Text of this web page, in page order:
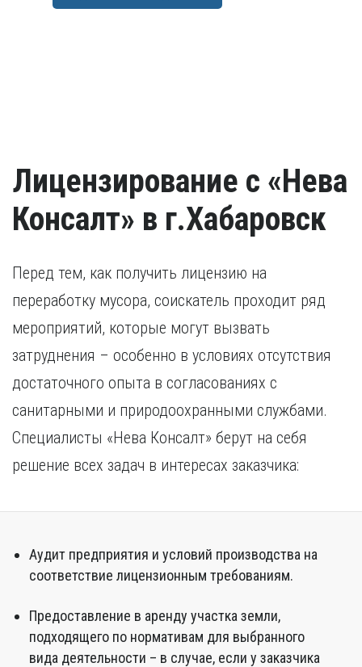
Лицензирование с «Нева
Консалт» в г.Хабаровск
Перед тем, как получить лицензию на
переработку мусора, соискатель проходит ряд
мероприятий, которые могут вызвать
затруднения – особенно в условиях отсутствия
достаточного опыта в согласованиях с
санитарными и природоохранными службами.
Специалисты «Нева Консалт» берут на себя
решение всех задач в интересах заказчика:
Аудит предприятия и условий производства на
соответствие лицензионным требованиям.
Предоставление в аренду участка земли,
подходящего по нормативам для выбранного
вида деятельности – в случае, если у заказчика